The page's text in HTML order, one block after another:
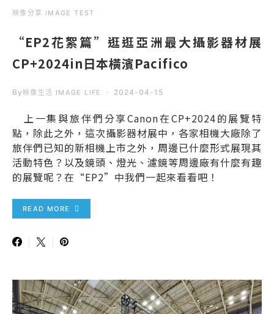
映像分享 IMAGE TEST
“EP2花絮篇”逛逛亞洲最大攝影器材展
CP+2024in日本橫濱Pacifico
By 映像生活 IMAGE LIFE 2024-04-15
上一集與旅伴們分享Canon在CP+2024的展覽特
點，除此之外，這次攝影器材展中，各家相機大廠除了
旅伴們已知的新相機上市之外，周邊已什麼形式展現其
活動特色？以及鏡頭、燈光、濾鏡等周邊廠有什麼有趣
的展覽呢？在“EP2”中我們一起來看看吧！
READ MORE